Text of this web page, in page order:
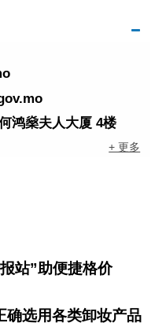
鸿燊夫人大厦 4楼
+ 更多
站”助便捷格价
确选用各类卸妆产品